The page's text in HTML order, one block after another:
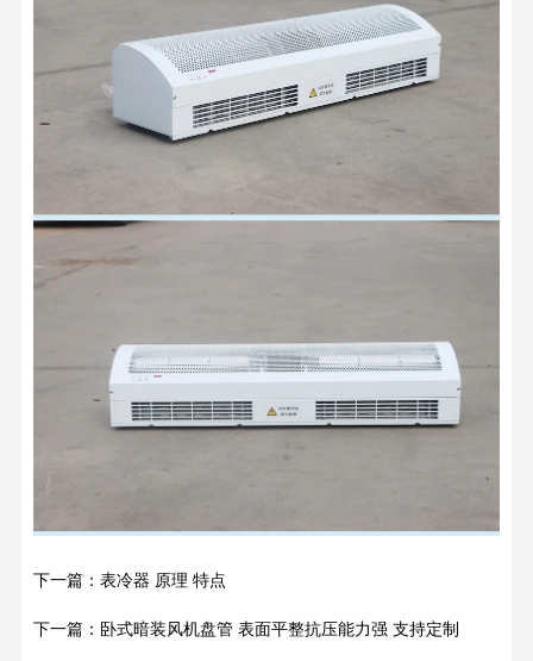
下一篇：表冷器 原理 特点
下一篇：卧式暗装风机盘管 表面平整抗压能力强 支持定制